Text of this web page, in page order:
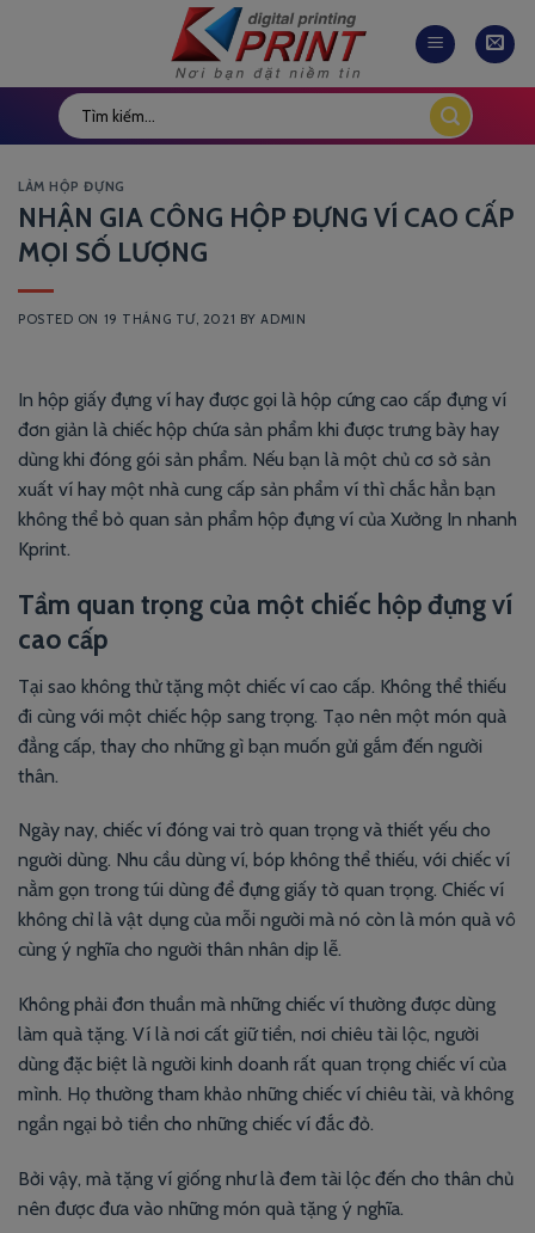
LÀM HỘP ĐỰNG
NHẬN GIA CÔNG HỘP ĐỰNG VÍ CAO CẤP
MỌI SỐ LƯỢNG
POSTED ON 19 THÁNG TƯ, 2021 BY ADMIN
In hộp giấy đựng ví hay được gọi là hộp cứng cao cấp đựng ví
đơn giản là chiếc hộp chứa sản phẩm khi được trưng bày hay
dùng khi đóng gói sản phẩm. Nếu bạn là một chủ cơ sở sản
xuất ví hay một nhà cung cấp sản phẩm ví thì chắc hẳn bạn
không thể bỏ quan sản phẩm hộp đựng ví của Xưởng In nhanh
Kprint.
Tầm quan trọng của một chiếc hộp đựng ví
cao cấp
Tại sao không thử tặng một chiếc ví cao cấp. Không thể thiếu
đi cùng với một chiếc hộp sang trọng. Tạo nên một món quà
đẳng cấp, thay cho những gì bạn muốn gửi gắm đến người
thân.
Ngày nay, chiếc ví đóng vai trò quan trọng và thiết yếu cho
người dùng. Nhu cầu dùng ví, bóp không thể thiếu, với chiếc ví
nằm gọn trong túi dùng để đựng giấy tờ quan trọng. Chiếc ví
không chỉ là vật dụng của mỗi người mà nó còn là món quà vô
cùng ý nghĩa cho người thân nhân dịp lễ.
Không phải đơn thuần mà những chiếc ví thường được dùng
làm quà tặng. Ví là nơi cất giữ tiền, nơi chiêu tài lộc, người
dùng đặc biệt là người kinh doanh rất quan trọng chiếc ví của
mình. Họ thường tham khảo những chiếc ví chiêu tài, và không
ngần ngại bỏ tiền cho những chiếc ví đắc đỏ.
Bởi vậy, mà tặng ví giống như là đem tài lộc đến cho thân chủ
nên được đưa vào những món quà tặng ý nghĩa.